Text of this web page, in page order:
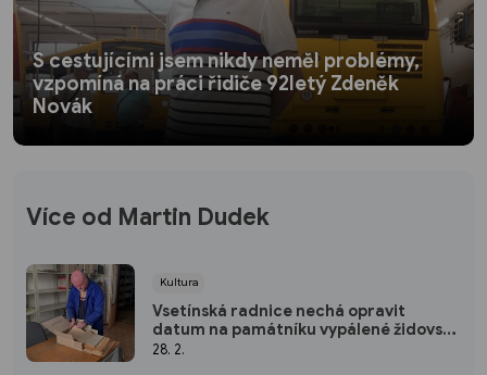
S cestujícími jsem nikdy neměl problémy,
vzpomíná na práci řidiče 92letý Zdeněk
Novák
Více od Martin Dudek
Kultura
Vsetínská radnice nechá opravit
datum na památníku vypálené židovské
synagogy
28. 2.